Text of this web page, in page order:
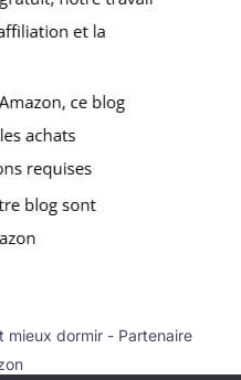
dormir - Partenaire